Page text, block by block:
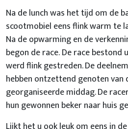
Na de lunch was het tijd om de
scootmobiel eens flink warm te
Na de opwarming en de
begon de race. De race bestond
werd flink gestreden. De
hebben ontzettend genoten van
georganiseerde middag. De
hun gewonnen beker naar huis